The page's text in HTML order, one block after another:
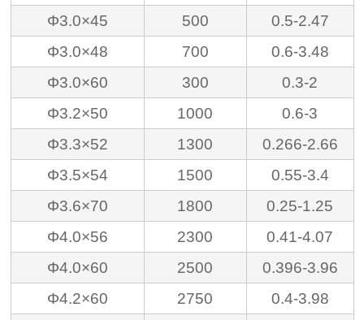
Φ3.0×45
500
0.5-2.47
Φ3.0×48
700
0.6-3.48
Φ3.0×60
300
0.3-2
Φ3.2×50
1000
0.6-3
Φ3.3×52
1300
0.266-2.66
Φ3.5×54
1500
0.55-3.4
Φ3.6×70
1800
0.25-1.25
Φ4.0×56
2300
0.41-4.07
Φ4.0×60
2500
0.396-3.96
Φ4.2×60
2750
0.4-3.98